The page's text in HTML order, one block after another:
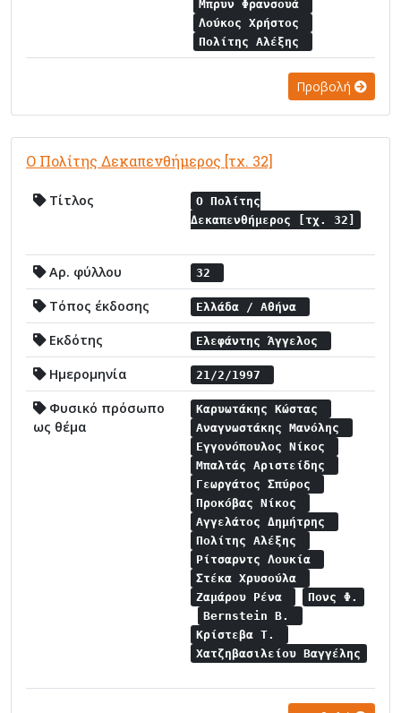
Μπρυν Φρανσουά
Λούκος Χρήστος
Πολίτης Αλέξης
Προβολή
Ο Πολίτης Δεκαπενθήμερος [τχ. 32]
Τίτλος
Ο Πολίτης
Δεκαπενθήμερος [τχ. 32]
Αρ. φύλλου 32
Τόπος έκδοσης Ελλάδα / Αθήνα
Εκδότης Ελεφάντης Άγγελος
Ημερομηνία 21/2/1997
Φυσικό πρόσωπο
ως θέμα
Καρυωτάκης Κώστας
Αναγνωστάκης Μανόλης
Εγγονόπουλος Νίκος
Μπαλτάς Αριστείδης
Γεωργάτος Σπύρος
Προκόβας Νίκος
Αγγελάτος Δημήτρης
Πολίτης Αλέξης
Ρίτσαρντς Λουκία
Στέκα Χρυσούλα
Ζαμάρου Ρένα
Πονς Φ.
Bernstein B.
Κρίστεβα Τ.
Χατζηβασιλείου Βαγγέλης